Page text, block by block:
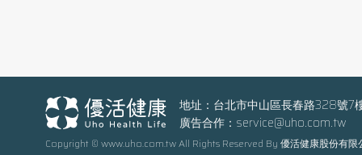
踐 ESG 永續發展目標的多元作法。 臺大醫院
護分院院長詹鼎正指出，ESG 為國際共通的永
發展架構，涵 蓋環境保護(Environment)、社會責
任(Social)、醫院治理(Governance)三大面向。
地址：台北市中山區長春路328號7
廣告合作： service@uho.com.tw
Copyright © www.uho.com.tw All Rights Reserved By 優活健康股份有限